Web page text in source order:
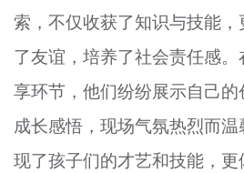
索，不仅收获了知识与技能
了友谊，培养了社会责任感
享环节，他们纷纷展示自己
成长感悟，现场气氛热烈而
现了孩子们的才艺和技能，